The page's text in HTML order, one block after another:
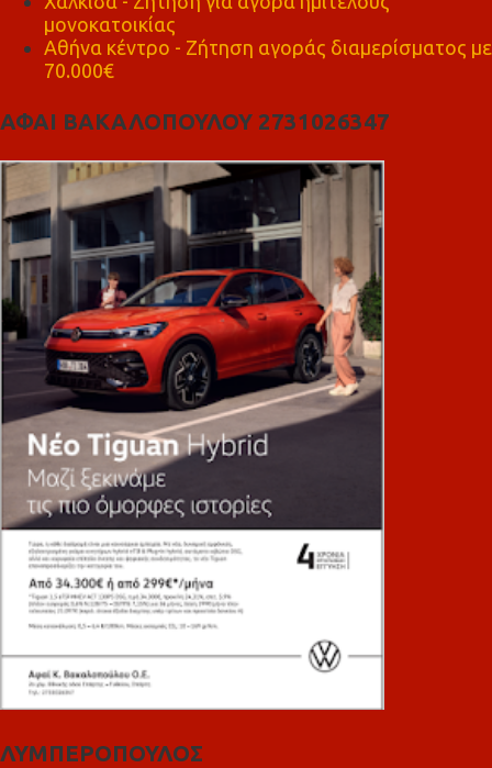
μονοκατοικίας
Αθήνα κέντρο - Ζήτηση αγοράς διαμερίσματος με
70.000€
ΑΦΑΙ ΒΑΚΑΛΟΠΟΥΛΟΥ 2731026347
ΛΥΜΠΕΡΟΠΟΥΛΟΣ